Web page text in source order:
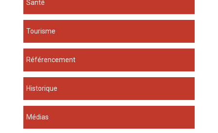
Santé
Tourisme
Référencement
Historique
Médias